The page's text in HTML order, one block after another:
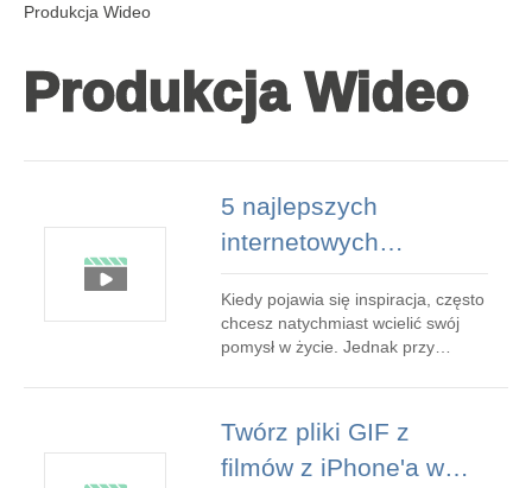
Produkcja Wideo
Produkcja Wideo
5 najlepszych
internetowych
edytorów wideo w 2026
r.:profesjonalna
recenzja
Kiedy pojawia się inspiracja, często
chcesz natychmiast wcielić swój
pomysł w życie. Jednak przy
online wybranie odpowiedniego
najlepszego edytora wideo online
zależy od Twoich konkretnych
Twórz pliki GIF z
filmów z iPhone'a w